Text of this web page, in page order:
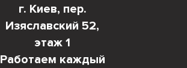
г. Киев, пер.
Изяславский 52,
этаж 1
Работаем каждый